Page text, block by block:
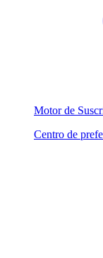
Motor de
Centro de